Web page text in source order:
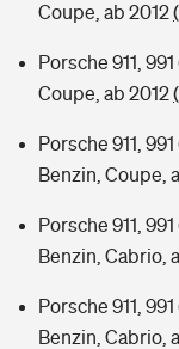
Coupe, ab 2012
Porsche 911,
Coupe, ab 2012
Porsche 911,
Benzin, Coupe,
Porsche 911,
Benzin, Cabrio,
Porsche 911,
Benzin, Cabrio,